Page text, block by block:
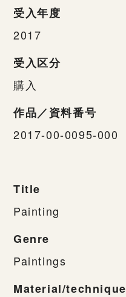
受入年度
2017
受入区分
購入
作品／資料番号
2017-00-0095-000
Title
Painting
Genre
Paintings
Material/technique